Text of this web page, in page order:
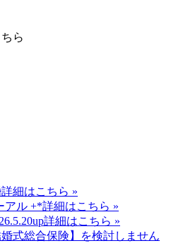
ら
詳細はこちら »
アル +*詳細はこちら »
詳細はこちら »
式総合保険】を検討しません